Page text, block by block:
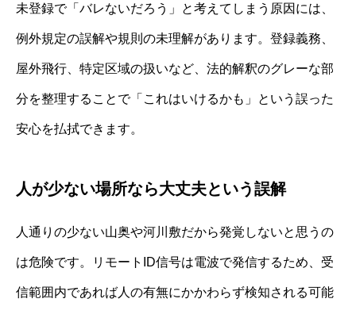
未登録で「バレないだろう」と考えてしまう原因には、
例外規定の誤解や規則の未理解があります。登録義務、
屋外飛行、特定区域の扱いなど、法的解釈のグレーな部
分を整理することで「これはいけるかも」という誤った
安心を払拭できます。
人が少ない場所なら大丈夫という誤解
人通りの少ない山奥や河川敷だから発覚しないと思うの
は危険です。リモートID信号は電波で発信するため、受
信範囲内であれば人の有無にかかわらず検知される可能